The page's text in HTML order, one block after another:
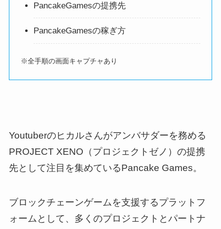
PancakeGamesの提携先
PancakeGamesの稼ぎ方
※全手順の画面キャプチャあり
Youtuberのヒカルさんがアンバサダーを務める
PROJECT XENO（プロジェクトゼノ）の提携
先として注目を集めているPancake Games。
ブロックチェーンゲームを支援するプラットフ
ォームとして、多くのプロジェクトとパートナ